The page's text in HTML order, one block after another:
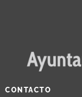
CONTACTO